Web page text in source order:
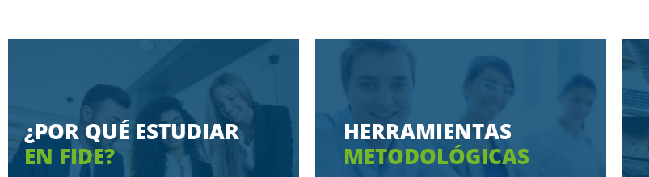
¿POR QUÉ ESTUDIAR
EN FIDE?
HERRAMIENTAS
METODOLÓGICAS